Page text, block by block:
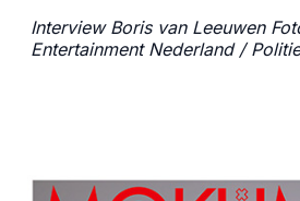
Interview Boris van Leeuwen
Entertainment Nederland/